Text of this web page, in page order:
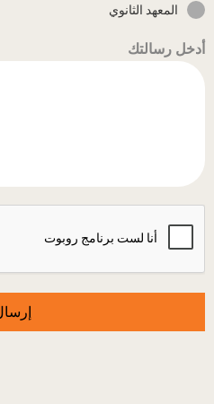
المعهد الثانوي
أدخل رسالتك
إرسال